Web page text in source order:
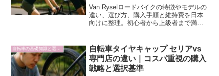
Van Ryselロードバイクの特徴やモデルの
違い、選び方、購入手順と維持費を日本
向けに整理。初心者から上級者まで満足
自転車タイヤキャップ セリアvs
専門店の違い｜コスパ重視の購入
戦略と選択基準